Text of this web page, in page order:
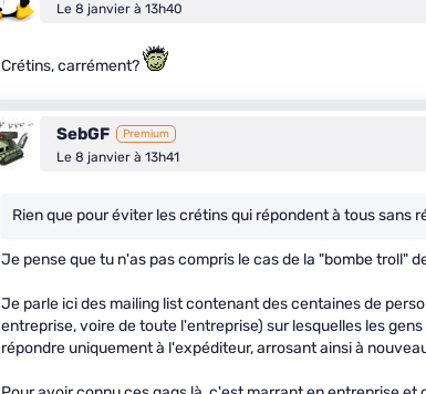
Le 8 janvier à 13h40
Crétins, carrément?
SebGF Premium
Le 8 janvier à 13h41
Rien que pour éviter les crétins qui répondent à tous sans
Je pense que tu n'as pas compris le cas de la "bombe troll"
Je parle ici des mailing list contenant des centaines de
entreprise, voire de toute l'entreprise) sur lesquelles les
répondre uniquement à l'expéditeur, arrosant ainsi à